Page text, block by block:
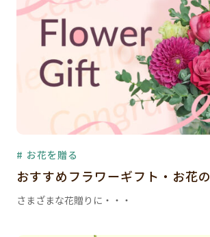
# お花を贈る
おすすめフラワーギフト・お花
さまざまな花贈りに・・・